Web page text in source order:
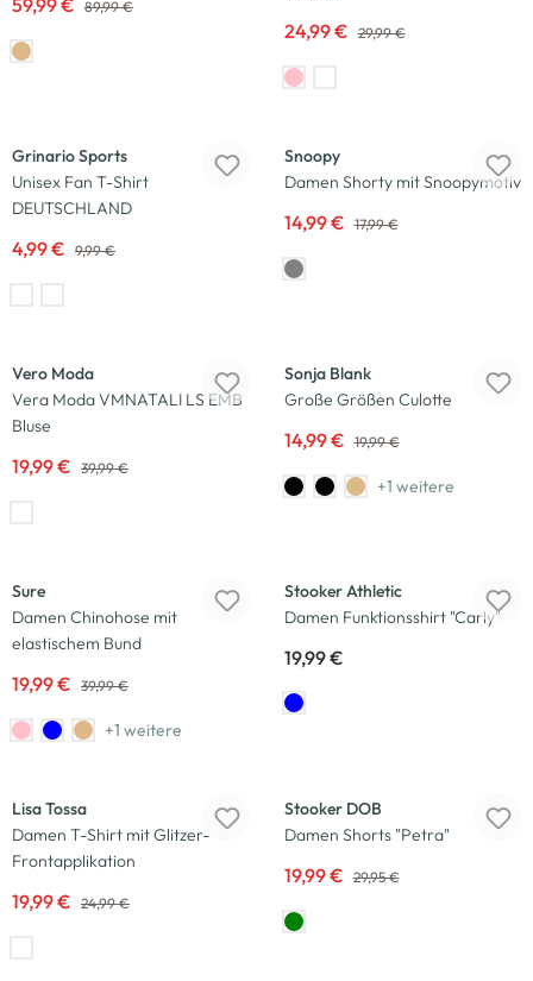
59,99 € 89,99 €
24,99 € 29,99 €
Grinario Sports
Unisex Fan T-Shirt
DEUTSCHLAND
4,99 € 9,99 €
Snoopy
Damen Shorty mit Snoopymotiv
14,99 € 17,99 €
Vero Moda
Vera Moda VMNATALI LS EMB
Bluse
19,99 € 39,99 €
Sonja Blank
Große Größen Culotte
14,99 € 19,99 €
+1 weitere
Sure
Damen Chinohose mit
elastischem Bund
19,99 € 39,99 €
+1 weitere
Stooker Athletic
Damen Funktionsshirt "Carly"
19,99 €
Lisa Tossa
Damen T-Shirt mit Glitzer-
Frontapplikation
19,99 € 24,99 €
Stooker DOB
Damen Shorts "Petra"
19,99 € 29,95 €